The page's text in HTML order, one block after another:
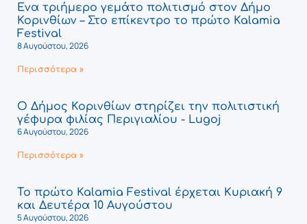
Ένα τριήμερο γεμάτο πολιτισμό στον Δήμο
Κορινθίων – Στο επίκεντρο το πρώτο Kalamia
Festival
8 Αυγούστου, 2026
Περισσότερα »
Ο Δήμος Κορινθίων στηρίζει την πολιτιστική
γέφυρα φιλίας Περιγιαλίου - Lugoj
6 Αυγούστου, 2026
Περισσότερα »
Το πρώτο Kalamia Festival έρχεται Κυριακή 9
και Δευτέρα 10 Αυγούστου
5 Αυγούστου, 2026